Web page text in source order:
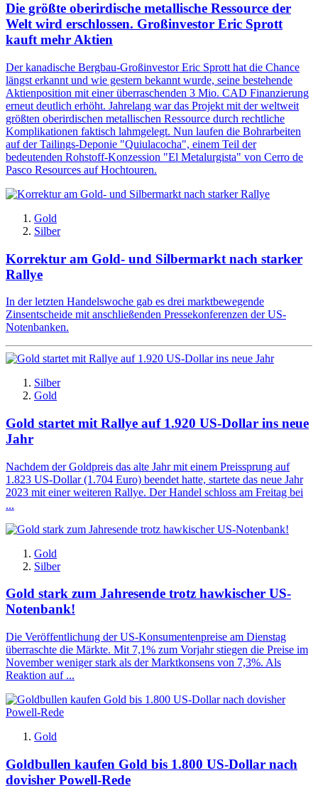
Die größte oberirdische metallische Ressource der
Welt wird erschlossen. Großinvestor Eric Sprott
kauft mehr Aktien
Der kanadische Bergbau-Großinvestor Eric Sprott hat die Chance
längst erkannt und wie gestern bekannt wurde, seine bestehende
Aktienposition mit einer überraschenden 3 Mio. CAD Finanzierung
erneut deutlich erhöht. Jahrelang war das Projekt mit der weltweit
größten oberirdischen metallischen Ressource durch rechtliche
Komplikationen faktisch lahmgelegt. Nun laufen die Bohrarbeiten
auf der Tailings-Deponie "Quiulacocha", einem Teil der
bedeutenden Rohstoff-Konzession "El Metalurgista" von Cerro de
Pasco Resources auf Hochtouren.
Gold
Silber
Korrektur am Gold- und Silbermarkt nach starker
Rallye
In der letzten Handelswoche gab es drei marktbewegende
Zinsentscheide mit anschließenden Pressekonferenzen der US-
Notenbanken.
Silber
Gold
Gold startet mit Rallye auf 1.920 US-Dollar ins neue
Jahr
Nachdem der Goldpreis das alte Jahr mit einem Preissprung auf
1.823 US-Dollar (1.704 Euro) beendet hatte, startete das neue Jahr
2023 mit einer weiteren Rallye. Der Handel schloss am Freitag bei
...
Gold
Silber
Gold stark zum Jahresende trotz hawkischer US-
Notenbank!
Die Veröffentlichung der US-Konsumentenpreise am Dienstag
überraschte die Märkte. Mit 7,1% zum Vorjahr stiegen die Preise im
November weniger stark als der Marktkonsens von 7,3%. Als
Reaktion auf ...
Gold
Goldbullen kaufen Gold bis 1.800 US-Dollar nach
dovisher Powell-Rede